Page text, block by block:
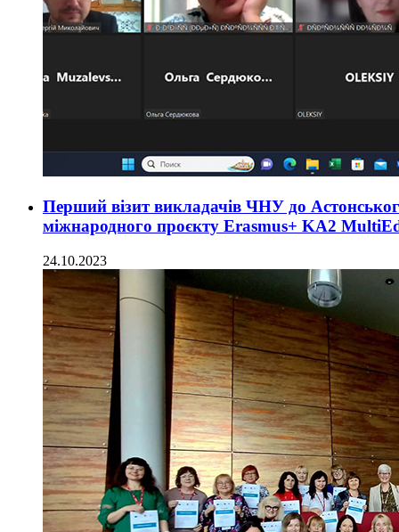
Перший візит викладачів ЧНУ до
міжнародного проєкту Erasmus+ KA2
24.10.2023